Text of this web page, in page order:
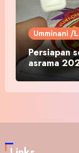
Umminani /
Persiapan
asrama